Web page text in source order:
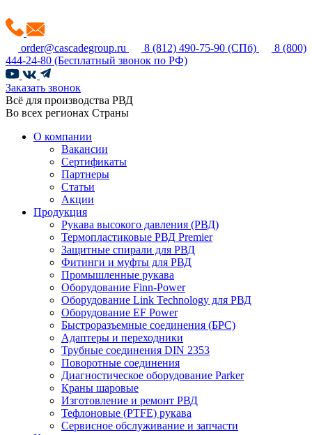
order@cascadegroup.ru 8 (812) 490-75-90 (СПб)
8 (800)
444-24-80 (Бесплатный звонок по РФ)
Заказать звонок
Всё для производства РВД
Во всех регионах Страны
О компании
Вакансии
Сертификаты
Партнеры
Статьи
Акции
Продукция
Рукава высокого давления (РВД)
Термопластиковые РВД Premier
Защитные спирали для РВД
Фитинги и муфты для РВД
Промышленные рукава
Оборудование Finn-Power
Оборудование Link Technology для РВД
Оборудование EF Power
Быстроразъемные соединения (БРС)
Адаптеры и переходники
Трубные соединения DIN 2353
Поворотные соединения
Диагностическое оборудование Parker
Краны шаровые
Изготовление и ремонт РВД
Тефлоновые (PTFE) рукава
Сервисное обслуживание и запчасти